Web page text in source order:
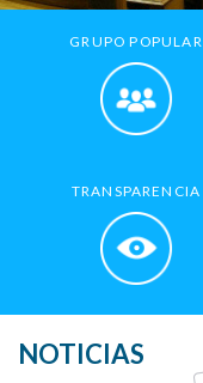
GRUPO POPULAR
TRANSPARENCIA
NOTICIAS